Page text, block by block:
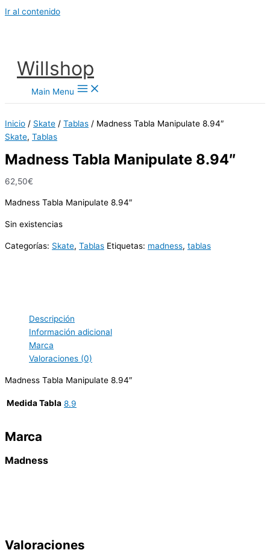
Ir al contenido
Willshop
Main Menu
Inicio / Skate / Tablas / Madness Tabla Manipulate 8.94″
Skate, Tablas
Madness Tabla Manipulate 8.94″
62,50€
Madness Tabla Manipulate 8.94″
Sin existencias
Categorías: Skate, Tablas Etiquetas: madness, tablas
Descripción
Información adicional
Marca
Valoraciones (0)
Madness Tabla Manipulate 8.94″
Medida Tabla 8.9
Marca
Madness
Valoraciones